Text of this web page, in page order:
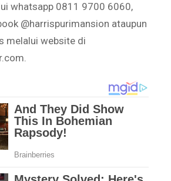
whatsapp 0811 9700 6060,
@harrispurimansion ataupun
melalui website di